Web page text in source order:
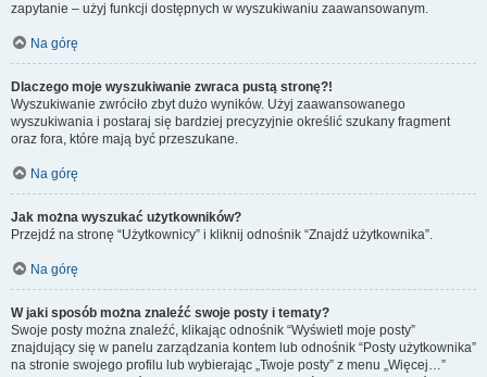
zapytanie – użyj funkcji dostępnych w wyszukiwaniu zaawansowanym.
Na górę
Dlaczego moje wyszukiwanie zwraca pustą stronę?!
Wyszukiwanie zwróciło zbyt dużo wyników. Użyj zaawansowanego
wyszukiwania i postaraj się bardziej precyzyjnie określić szukany fragment
oraz fora, które mają być przeszukane.
Na górę
Jak można wyszukać użytkowników?
Przejdź na stronę “Użytkownicy” i kliknij odnośnik “Znajdź użytkownika”.
Na górę
W jaki sposób można znaleźć swoje posty i tematy?
Swoje posty można znaleźć, klikając odnośnik “Wyświetl moje posty”
znajdujący się w panelu zarządzania kontem lub odnośnik “Posty użytkownika”
na stronie swojego profilu lub wybierając „Twoje posty” z menu „Więcej…”